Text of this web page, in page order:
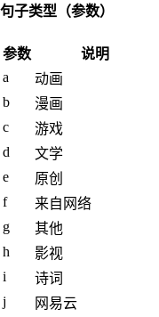
句子类型（参数）
参数
说明
a
动画
b
漫画
c
游戏
d
文学
e
原创
f
来自网络
g
其他
h
影视
i
诗词
j
网易云